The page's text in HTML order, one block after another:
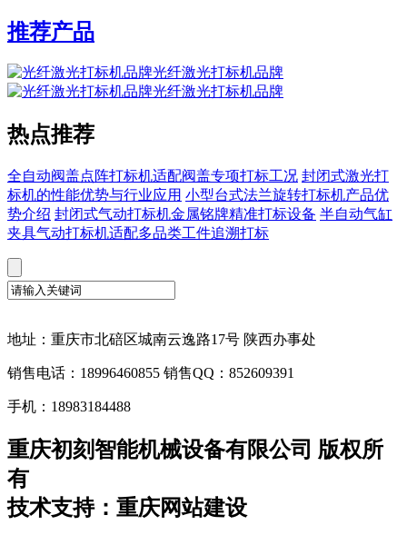
推荐产品
光纤激光打标机品牌
光纤激光打标机品牌
热点推荐
全自动阀盖点阵打标机适配阀盖专项打标工况 封闭式激光打
标机的性能优势与行业应用 小型台式法兰旋转打标机产品优
势介绍 封闭式气动打标机金属铭牌精准打标设备 半自动气缸
夹具气动打标机适配多品类工件追溯打标
地址：重庆市北碚区城南云逸路17号 陕西办事处
销售电话：18996460855 销售QQ：852609391
手机：18983184488
重庆初刻智能机械设备有限公司 版权所
有
技术支持：重庆网站建设